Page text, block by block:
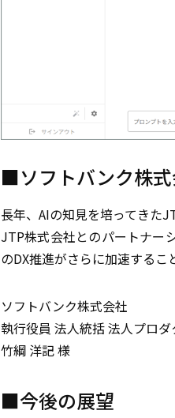
■ソフトバンク株
長年、AIの知見を培ってきた
JTP株式会社とのパートナー
のDX推進がさらに加速するこ
ソフトバンク株式会社
執行役員 法人統括 法人プロ
竹綱 洋記 様
■今後の展望